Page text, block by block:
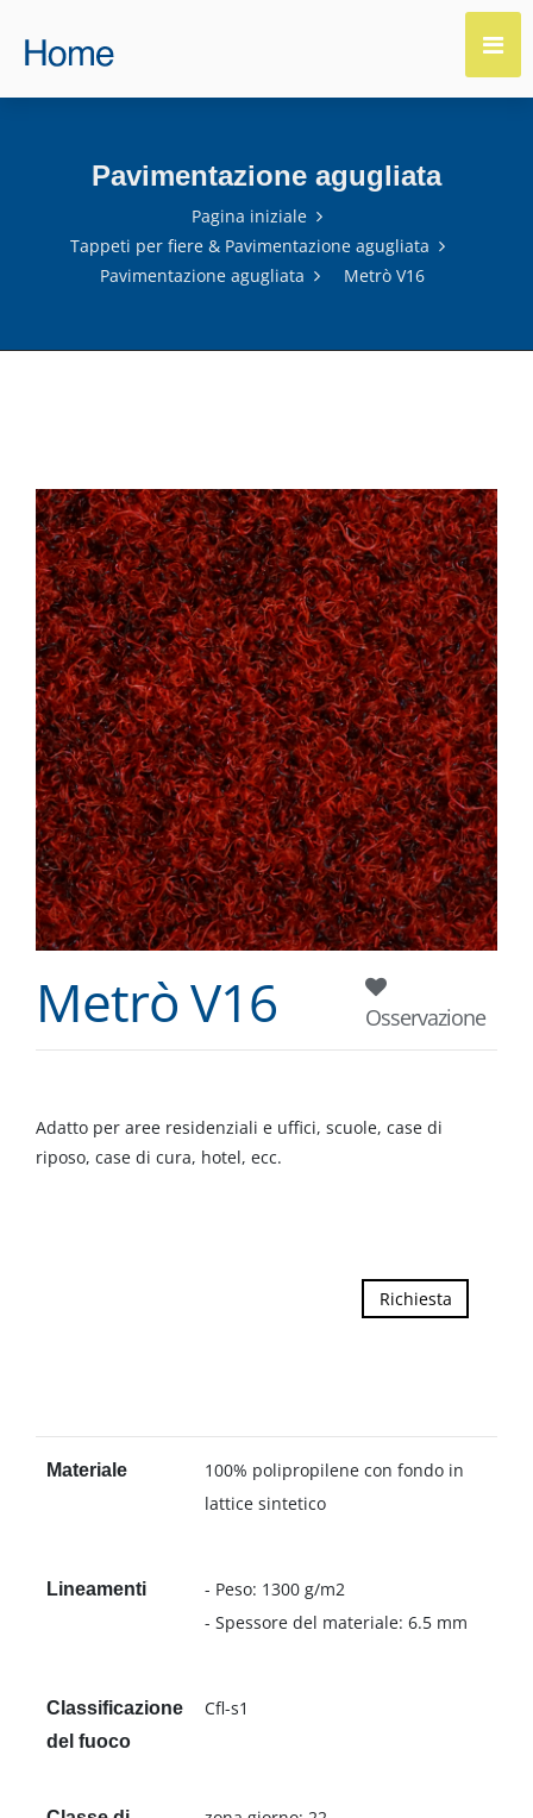
Pavimentazione agugliata
Pagina iniziale
Tappeti per fiere & Pavimentazione agugliata
Pavimentazione agugliata
Metrò V16
Metrò V16 Osservazione
Adatto per aree residenziali e uffici, scuole, case di
riposo, case di cura, hotel, ecc.
Richiesta
Materiale
100% polipropilene con fondo in
lattice sintetico
Lineamenti
- Peso: 1300 g/m2
- Spessore del materiale: 6.5 mm
Classificazione
del fuoco
Cfl-s1